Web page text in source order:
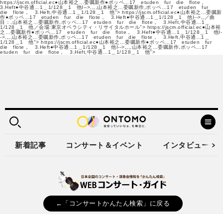
https://jscm.official.ec●山本裕之…委嘱新作●ポッペ…17 etuden fur die flote，
3.Heft●中谷通…1＿1/128＿1 他I-->,,,,山本裕之…委嘱新作,ポッペ…17 etuden fur
die flote， 3.Heft,中谷通…1＿1/128＿1 他"> https://jscm.official.ec●山本裕之…委嘱新
作●ポッペ…17 etuden fur die flote， 3.Heft●中谷通…1＿1/128＿1 他I-->,,／曲
目：,山本裕之…委嘱新作,ポッペ…17 etuden fur die flote， 3.Heft,中谷通…1＿
1/128＿1 他／会場:東京オペラシティ・リサイタルホール"> https://jscm.official.ec●山本裕
之…委嘱新作●ポッペ…17 etuden fur die flote， 3.Heft●中谷通…1＿1/128＿1 他I-
->,,,,山本裕之…委嘱新作,ポッペ…17 etuden fur die flote， 3.Heft,中谷通…1＿
1/128＿1 他"> https://jscm.official.ec●山本裕之…委嘱新作●ポッペ…17 etuden fur
die flote， 3.Heft●中谷通…1＿1/128＿1 他I-->,,,,山本裕之…委嘱新作,ポッペ…17
etuden fur die flote， 3.Heft,中谷通…1＿1/128＿1 他">
新着記事 コンサート＆イベント インタビュー
←「コンサートかんたん検索」に戻る